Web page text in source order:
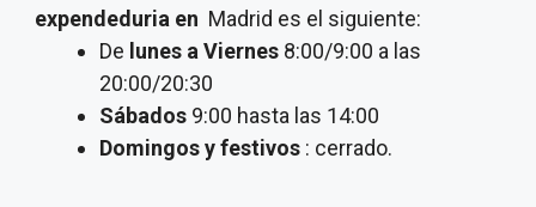
expendeduria en Madrid es el siguiente:
De lunes a Viernes 8:00/9:00 a las
20:00/20:30
Sábados 9:00 hasta las 14:00
Domingos y festivos : cerrado.